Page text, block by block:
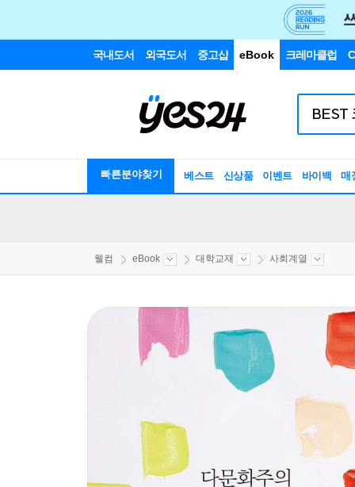
국내도서 외국도서 중고샵 eBook 크레마클럽
빠른분야찾기 베스트 신상품 이벤트 바이백 매
웰컴 eBook 대학교재 사회계열